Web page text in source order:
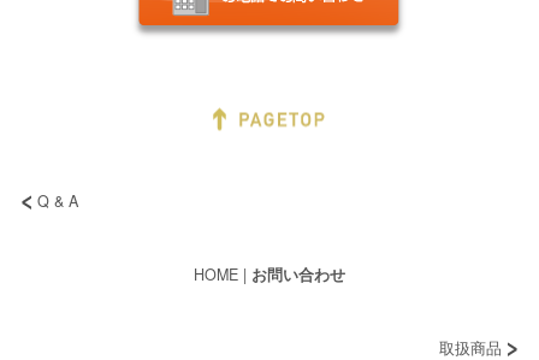
Q & A
HOME | お問い合わせ
取扱商品